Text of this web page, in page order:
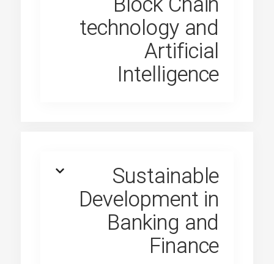
technology and
Artificial
Intelligence
Sustainable
Development in
Banking and
Finance